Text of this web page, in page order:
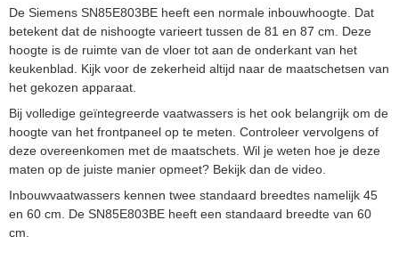
De Siemens SN85E803BE heeft een normale inbouwhoogte. Dat
betekent dat de nishoogte varieert tussen de 81 en 87 cm. Deze
hoogte is de ruimte van de vloer tot aan de onderkant van het
keukenblad. Kijk voor de zekerheid altijd naar de maatschetsen van
het gekozen apparaat.
Bij volledige geïntegreerde vaatwassers is het ook belangrijk om de
hoogte van het frontpaneel op te meten. Controleer vervolgens of
deze overeenkomen met de maatschets. Wil je weten hoe je deze
maten op de juiste manier opmeet? Bekijk dan de video.
Inbouwvaatwassers kennen twee standaard breedtes namelijk 45
en 60 cm. De SN85E803BE heeft een standaard breedte van 60
cm.